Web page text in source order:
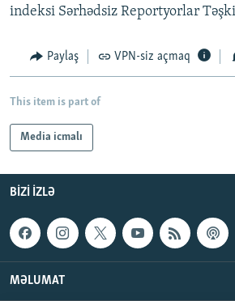
indeksi Sərhədsiz Reportyorlar
Paylaş VPN-siz açmaq
This item is part of
Media icmalı
BIZI IZLƏ
MƏLUMAT